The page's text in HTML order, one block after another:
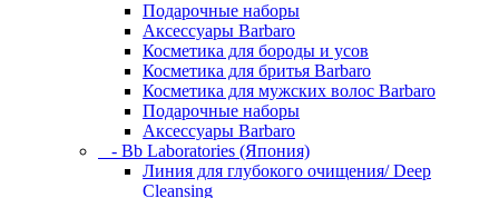
Подарочные наборы
Аксессуары Barbaro
Косметика для бороды и усов
Косметика для бритья Barbaro
Косметика для мужских волос Barbaro
Подарочные наборы
Аксессуары Barbaro
- Bb Laboratories (Япония)
Линия для глубокого очищения/ Deep
Cleansing